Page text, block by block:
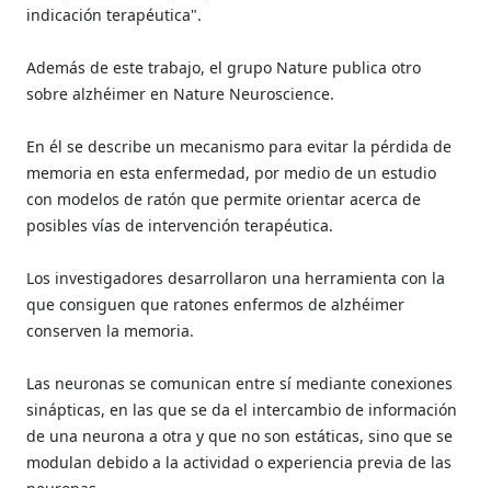
indicación terapéutica".
Además de este trabajo, el grupo Nature publica otro
sobre alzhéimer en Nature Neuroscience.
En él se describe un mecanismo para evitar la pérdida de
memoria en esta enfermedad, por medio de un estudio
con modelos de ratón que permite orientar acerca de
posibles vías de intervención terapéutica.
Los investigadores desarrollaron una herramienta con la
que consiguen que ratones enfermos de alzhéimer
conserven la memoria.
Las neuronas se comunican entre sí mediante conexiones
sinápticas, en las que se da el intercambio de información
de una neurona a otra y que no son estáticas, sino que se
modulan debido a la actividad o experiencia previa de las